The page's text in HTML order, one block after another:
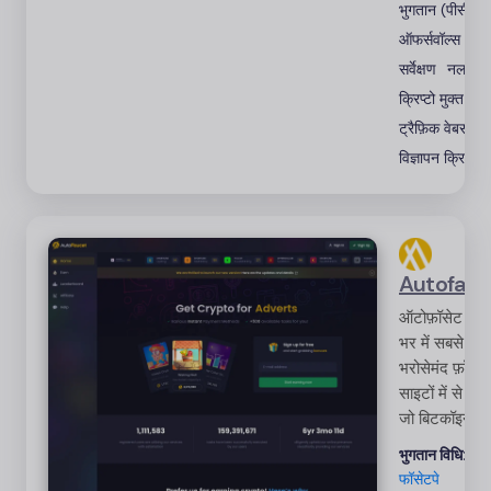
भुगतान (पीसीटी)
ऑफर्सवॉल्स
सर्वेक्षण नल
क्रिप्टो मुक्त
ट्रैफ़िक वेबसाइट
विज्ञापन क्रिप्टो
ऑटोफ़ॉसेट
भर में सबसे
भरोसेमंद फ़ॉसेट
साइटों में से एक
जो बिटकॉइन
ईथरियम सहित
क्रिप्टोकरेंसी
भुगतान विधि:
फॉसेटपे